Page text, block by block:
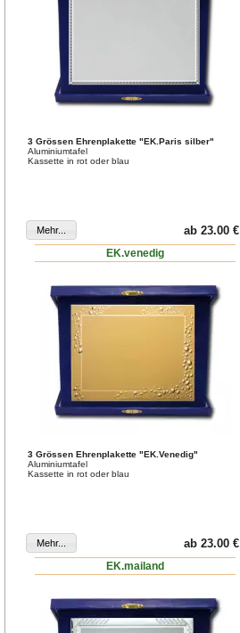
3 Grössen Ehrenplakette "EK.Paris silber"
Aluminiumtafel
Kassette in rot oder blau
ab 23.00 €
EK.venedig
3 Grössen Ehrenplakette "EK.Venedig"
Aluminiumtafel
Kassette in rot oder blau
ab 23.00 €
EK.mailand